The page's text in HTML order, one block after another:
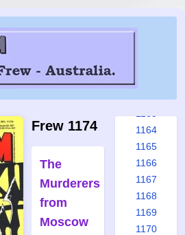
Frew 1174
The
Murderers
from
Moscow
1157
1158
1164
1165
1166
1167
1168
1169
1170